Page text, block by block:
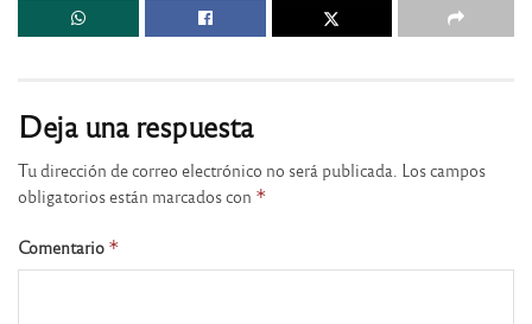
Deja una respuesta
Tu dirección de correo electrónico no será publicada. Los campos
obligatorios están marcados con *
Comentario *